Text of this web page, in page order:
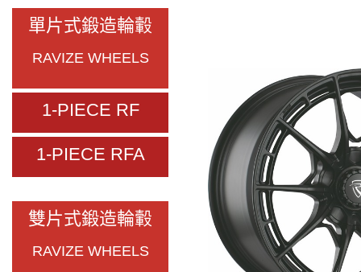
單片式鍛造輪轂
RAVIZE WHEELS
1-PIECE RF
1-PIECE RFA
雙片式鍛造輪轂
RAVIZE WHEELS